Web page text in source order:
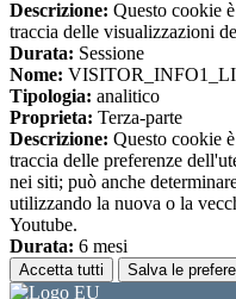
Descrizione: Questo cookie
traccia delle visualizzazioni
Durata: Sessione
Nome:
Tipologia: analitico
Proprieta: Terza-parte
Descrizione: Questo cookie
traccia delle preferenze
nei siti; può anche
utilizzando la nuova o la
Youtube.
Durata: 6 mesi
Accetta tutti Salva le